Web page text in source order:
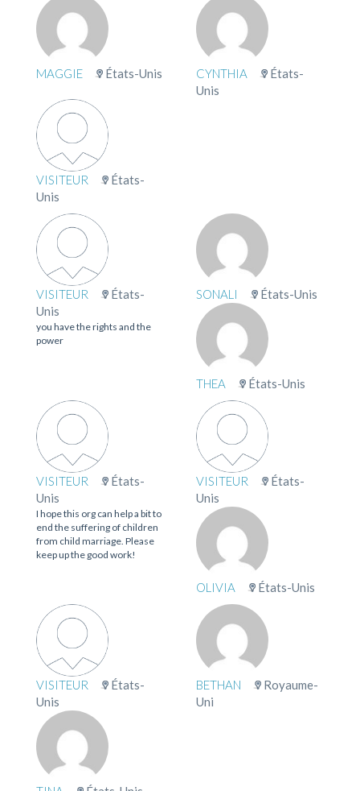
MAGGIE États-Unis CYNTHIA
États-
Unis
VISITEUR
États-
Unis
VISITEUR
États-
Unis
you have the rights and the
power
SONALI États-Unis
THEA États-Unis
VISITEUR
États-
Unis
I hope this org can help a bit to
end the suffering of children
from child marriage. Please
keep up the good work!
VISITEUR
États-
Unis
OLIVIA États-Unis
VISITEUR
États-
Unis
BETHAN
Royaume-
Uni